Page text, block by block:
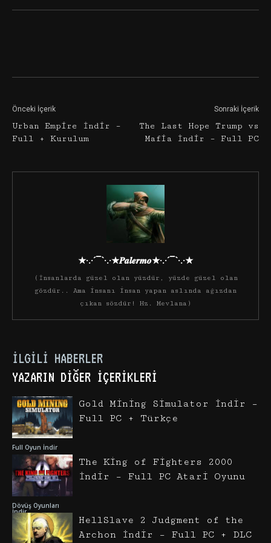
Önceki İçerik
Urban Empire İndir –
Full + Kurulum
Sonraki İçerik
The Last Hope Trump vs
Mafia İndir – Full PC
★·.·´¯`·.·★𝑷𝒂𝒍𝒆𝒓𝒎𝒐★·.·´¯`·.·★
(İnsanlarda güzel olan yüzdür, yüzde güzel olan
gözdür.. Ama insanı insan yapan aslında ağızdan
çıkan sözdür! Hz. Mevlana)
İLGILI HABERLER
YAZARIN DIĞER İÇERIKLERI
Full Oyun İndir
Gold Mining Simulator İndir –
Full PC + Türkçe
Dövüş Oyunları
İndir
The King of Fighters 2000
İndir – Full PC Atari Oyunu
HellSlave 2 Judgment of the
Archon İndir – Full PC + DLC